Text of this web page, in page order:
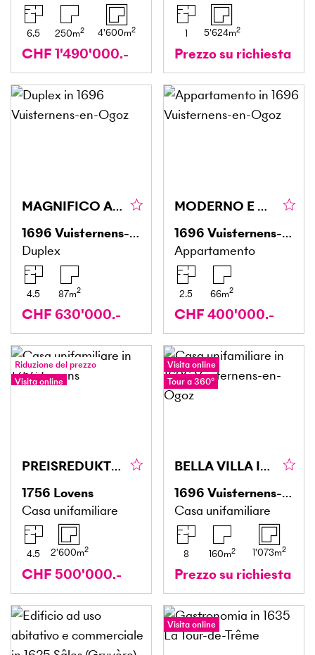
6.5 250m2 4'600m2
CHF 1'490'000.-
1 5'624m2
Prezzo su richiesta
MAGNIFICO APPARTAMENTO CON TETTO
1696 Vuisternens-en-Ogoz
Duplex
4.5 87m2
CHF 630'000.-
MODERNO E CIRCONDATO DALLA NATURA
1696 Vuisternens-en-Ogoz
Appartamento
2.5 66m2
CHF 400'000.-
Riduzione del prezzo
Visita online
PREISREDUKTION! NUOVO E ADATTATO PER GLI ANIMALI
1756 Lovens
Casa unifamiliare
4.5 2'600m2
CHF 500'000.-
Visita online
Tour a 360°
BELLA VILLA IN CAMPAGNA CON VISTA MOZZAFIATO
1696 Vuisternens-en-Ogoz
Casa unifamiliare
8 160m2 1'073m2
Prezzo su richiesta
Visita online